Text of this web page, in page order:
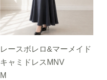
レースボレロ&マーメイド
キャミドレスMNV
M